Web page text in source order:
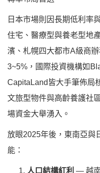
日本市場則因長期低利率
住宅、醫療型與養老型地
濱、札幌四大都市A級商
3~5%，國際投資機構如
CapitaLand皆大手筆佈局
文旅型物件與高齡養護社
場資金大舉湧入。
放眼2025年後，東南亞與
能：
人口結構紅利 — 越南